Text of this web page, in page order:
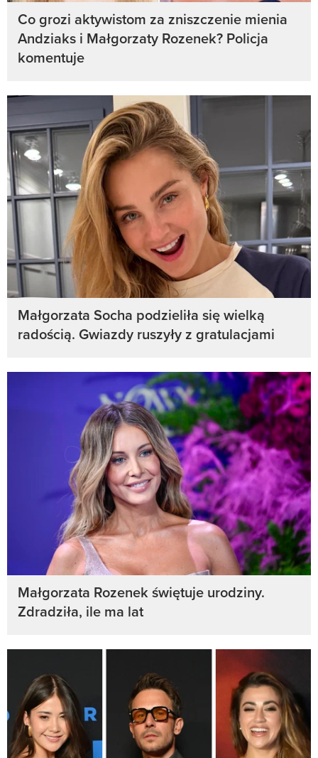
Co grozi aktywistom za zniszczenie mienia
Andziaks i Małgorzaty Rozenek? Policja
komentuje
Małgorzata Socha podzieliła się wielką
radością. Gwiazdy ruszyły z gratulacjami
Małgorzata Rozenek świętuje urodziny.
Zdradziła, ile ma lat